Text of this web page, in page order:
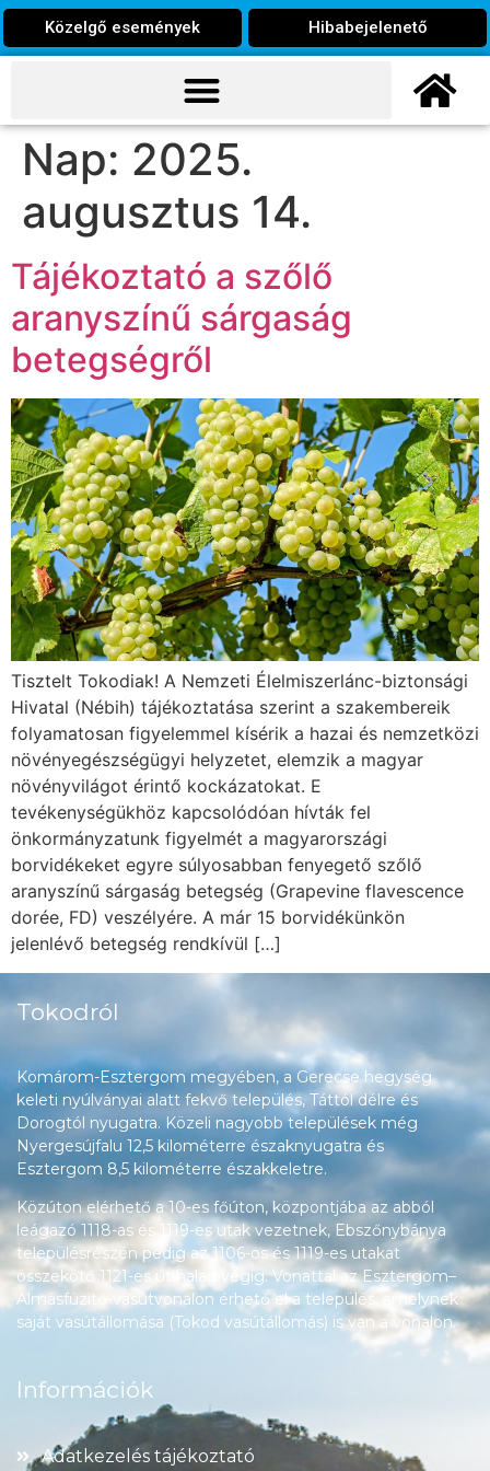
Közelgő események Hibabejelenető
Nap: 2025.
augusztus 14.
Tájékoztató a szőlő
aranyszínű sárgaság
betegségről
Tisztelt Tokodiak! A Nemzeti Élelmiszerlánc-biztonsági
Hivatal (Nébih) tájékoztatása szerint a szakembereik
folyamatosan figyelemmel kísérik a hazai és nemzetközi
növényegészségügyi helyzetet, elemzik a magyar
növényvilágot érintő kockázatokat. E
tevékenységükhöz kapcsolódóan hívták fel
önkormányzatunk figyelmét a magyarországi
borvidékeket egyre súlyosabban fenyegető szőlő
aranyszínű sárgaság betegség (Grapevine flavescence
dorée, FD) veszélyére. A már 15 borvidékünkön
jelenlévő betegség rendkívül […]
Tokodról
Komárom-Esztergom megyében, a Gerecse hegység
keleti nyúlványai alatt fekvő település, Táttól délre és
Dorogtól nyugatra. Közeli nagyobb települések még
Nyergesújfalu 12,5 kilométerre északnyugatra és
Esztergom 8,5 kilométerre északkeletre.
Közúton elérhető a 10-es főúton, központjába az abból
leágazó 1118-as és 1119-es utak vezetnek, Ebszőnybánya
településrészén pedig az 1106-os és 1119-es utakat
összekötő 1121-es út halad végig. Vonattal az Esztergom–
Almásfüzitő-vasútvonalon érhető el a település, amelynek
saját vasútállomása (Tokod vasútállomás) is van a vonalon.
Információk
Adatkezelés tájékoztató